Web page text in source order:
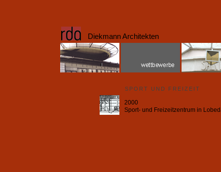
Diekmann Architekten
SPORT UND FREIZEIT
2000
Sport- und Freizeitzentrum in